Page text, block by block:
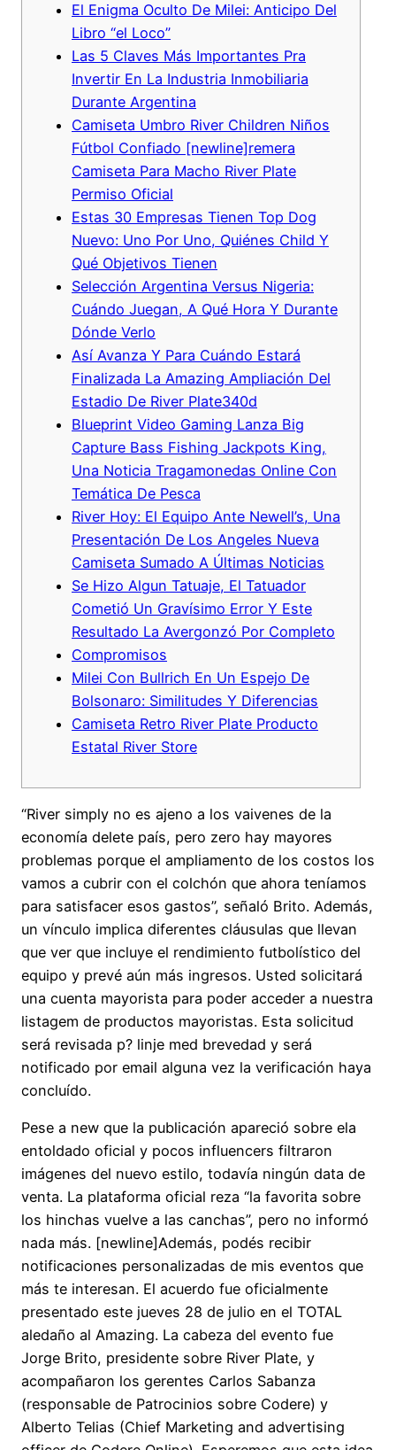
El Enigma Oculto De Milei: Anticipo Del
Libro “el Loco”
Las 5 Claves Más Importantes Pra
Invertir En La Industria Inmobiliaria
Durante Argentina
Camiseta Umbro River Children Niños
Fútbol Confiado [newline]remera
Camiseta Para Macho River Plate
Permiso Oficial
Estas 30 Empresas Tienen Top Dog
Nuevo: Uno Por Uno, Quiénes Child Y
Qué Objetivos Tienen
Selección Argentina Versus Nigeria:
Cuándo Juegan, A Qué Hora Y Durante
Dónde Verlo
Así Avanza Y Para Cuándo Estará
Finalizada La Amazing Ampliación Del
Estadio De River Plate340d
Blueprint Video Gaming Lanza Big
Capture Bass Fishing Jackpots King,
Una Noticia Tragamonedas Online Con
Temática De Pesca
River Hoy: El Equipo Ante Newell’s, Una
Presentación De Los Angeles Nueva
Camiseta Sumado A Últimas Noticias
Se Hizo Algun Tatuaje, El Tatuador
Cometió Un Gravísimo Error Y Este
Resultado La Avergonzó Por Completo
Compromisos
Milei Con Bullrich En Un Espejo De
Bolsonaro: Similitudes Y Diferencias
Camiseta Retro River Plate Producto
Estatal River Store
“River simply no es ajeno a los vaivenes de la
economía delete país, pero zero hay mayores
problemas porque el ampliamento de los costos los
vamos a cubrir con el colchón que ahora teníamos
para satisfacer esos gastos”, señaló Brito. Además,
un vínculo implica diferentes cláusulas que llevan
que ver que incluye el rendimiento futbolístico del
equipo y prevé aún más ingresos. Usted solicitará
una cuenta mayorista para poder acceder a nuestra
listagem de productos mayoristas. Esta solicitud
será revisada p? linje med brevedad y será
notificado por email alguna vez la verificación haya
concluído.
Pese a new que la publicación apareció sobre ela
entoldado oficial y pocos influencers filtraron
imágenes del nuevo estilo, todavía ningún data de
venta. La plataforma oficial reza “la favorita sobre
los hinchas vuelve a las canchas”, pero no informó
nada más. [newline]Además, podés recibir
notificaciones personalizadas de mis eventos que
más te interesan. El acuerdo fue oficialmente
presentado este jueves 28 de julio en el TOTAL
aledaño al Amazing. La cabeza del evento fue
Jorge Brito, presidente sobre River Plate, y
acompañaron los gerentes Carlos Sabanza
(responsable de Patrocinios sobre Codere) y
Alberto Telias (Chief Marketing and advertising